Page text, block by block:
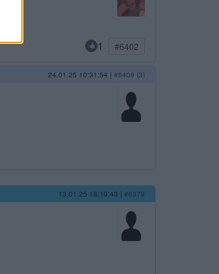
1 #6402
24.01.25 10:31:54 | #6408 (3)
13.01.25 18:19:43 | #6379